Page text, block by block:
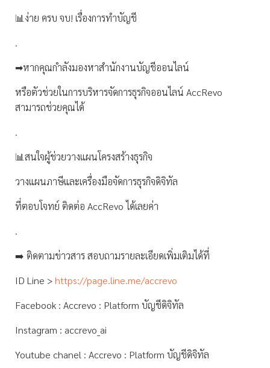
📊ง่าย ครบ จบ! เรื่องการทำบัญชี
.
➡หากคุณกำลังมองหาสำนักงานบัญชีออนไลน์
หรือตัวช่วยในการบริหารจัดการธุรกิจออนไลน์ AccRevo
สามารถช่วยคุณได้
.
📊สนใจผู้ช่วยวางแผนโครงสร้างธุรกิจ
วางแผนภาษีและเครื่องมือจัดการธุรกิจดิจิทัล
ที่ตอบโจทย์ ติดต่อ AccRevo ได้เลยค่า
.
➡️ ติดตามข่าวสาร สอบถามรายละเอียดเพิ่มเติมได้ที่
ID Line >https://page.line.me/accrevo
Facebook : Accrevo : Platform บัญชีดิจิทัล
Instagram : accrevo_ai
Youtube chanel : Accrevo : Platform บัญชีดิจิทัล